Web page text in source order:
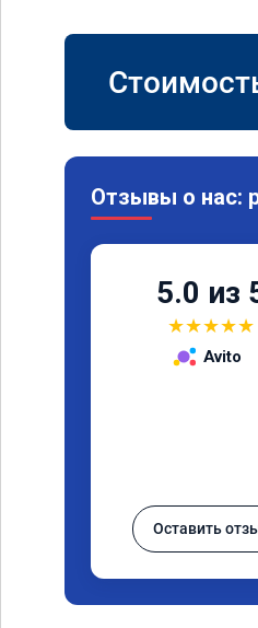
Отзывы о нас:
5.0 из
★★★★★
Avito
Оставить